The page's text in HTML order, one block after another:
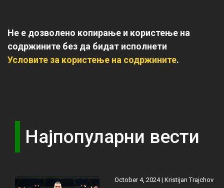
Не е дозволено копирање и користење на
содржините без да бидат исполнети
Условите за користење на содржините.
Најпопуларни вести
October 4, 2024 |Kristijan Trajchov